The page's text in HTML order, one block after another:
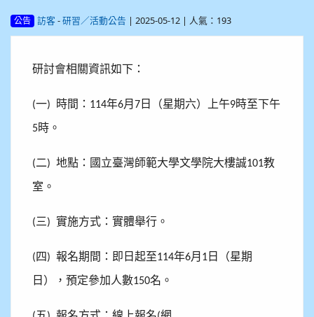
公告 訪客 - 研習／活動公告 | 2025-05-12 | 人氣：193
研討會相關資訊如下：
(一) 時間： 114年6月 7 日（星期六）上午9時至下午
5時。
(二) 地點：國立臺灣師範大學文學院大樓誠101教
室。
(三) 實施方式：實體舉行。
(四) 報名期間：即日起至114年6月 1 日（星期
日），預定參加人數150名。